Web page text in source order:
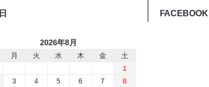
2026年8月
月 火 水 木 金
土
1
3 4 5 6 7
8
FACEBOOK